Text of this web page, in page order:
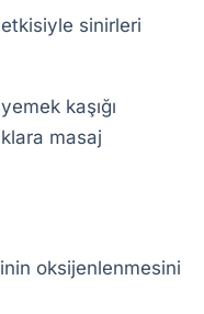
sinirleri
kaşığı
masaj
oksijenlenmesini